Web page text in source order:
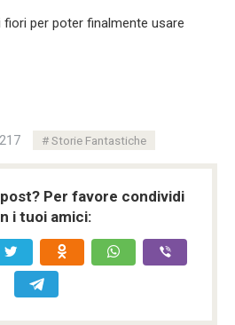
per poter finalmente usare
Storie Fantastiche
Per favore condividi
i tuoi amici: